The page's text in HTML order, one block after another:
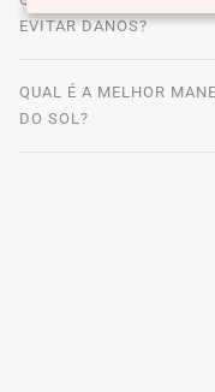
EVITAR DANOS?
QUAL É A MELHOR
DO SOL?